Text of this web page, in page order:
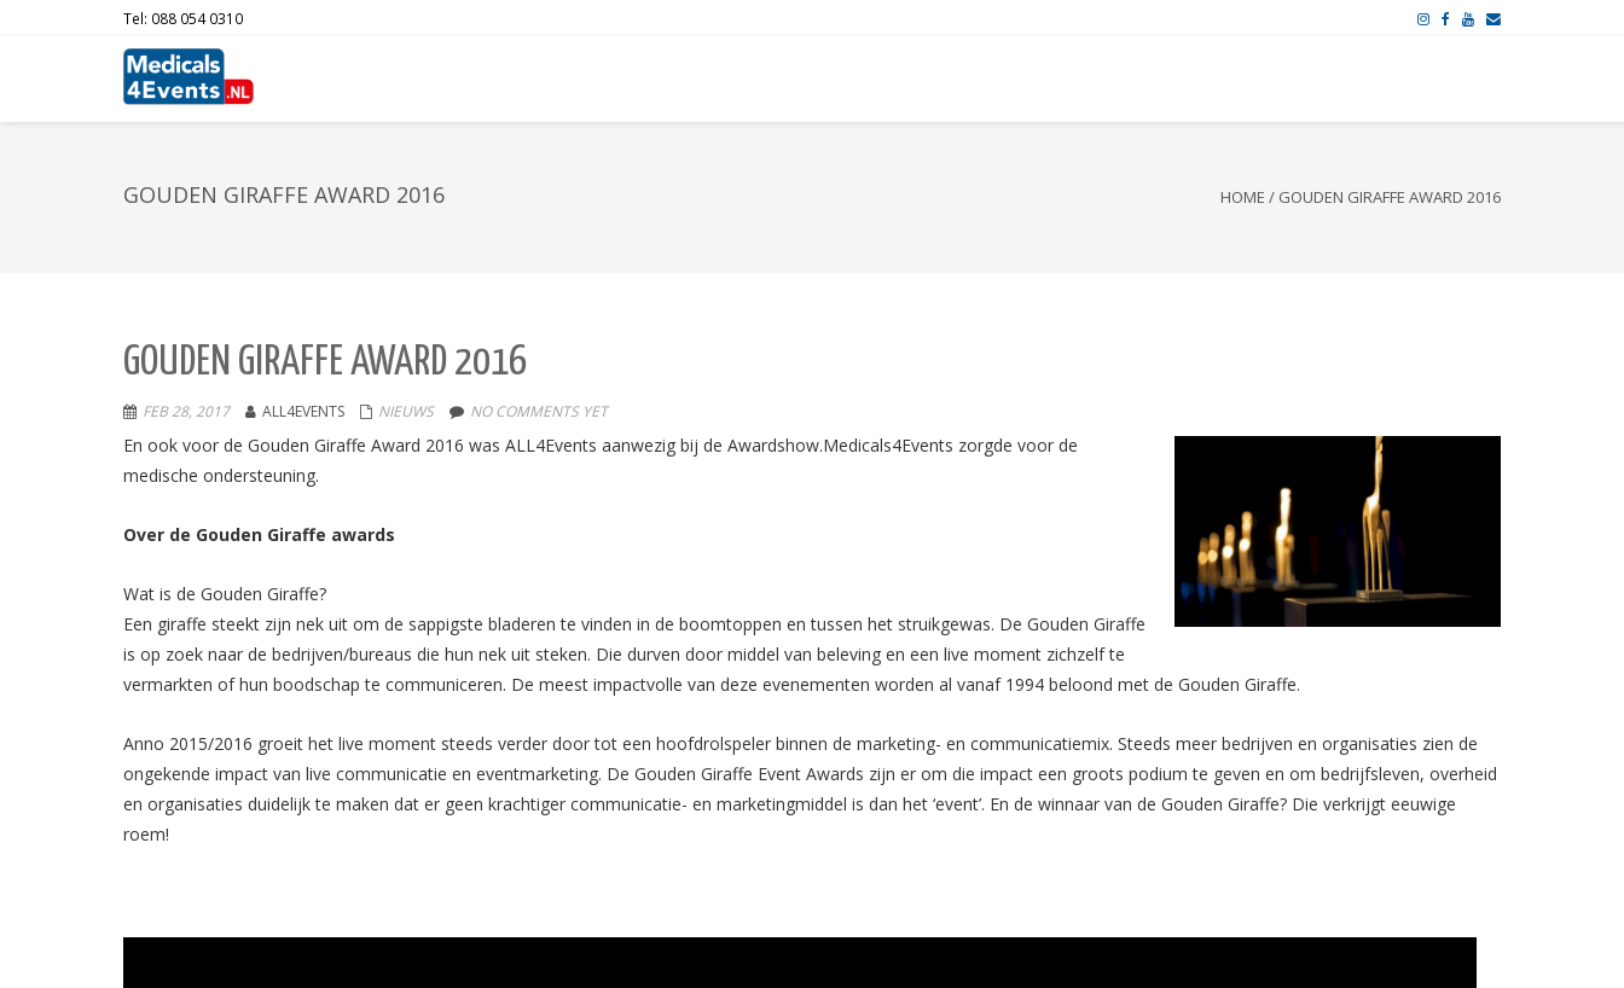
Tel: 088 054 0310
GOUDEN GIRAFFE AWARD 2016 HOME / GOUDEN GIRAFFE AWARD 2016
GOUDEN GIRAFFE AWARD 2016
FEB 28, 2017 ALL4EVENTS NIEUWS NO COMMENTS YET
En ook voor de Gouden Giraffe Award 2016 was ALL4Events aanwezig bij de Awardshow.Medicals4Events zorgde voor de
medische ondersteuning.
Over de Gouden Giraffe awards
Wat is de Gouden Giraffe?
Een giraffe steekt zijn nek uit om de sappigste bladeren te vinden in de boomtoppen en tussen het struikgewas. De Gouden Giraffe
is op zoek naar de bedrijven/bureaus die hun nek uit steken. Die durven door middel van beleving en een live moment zichzelf te
vermarkten of hun boodschap te communiceren. De meest impactvolle van deze evenementen worden al vanaf 1994 beloond met de Gouden Giraffe.
Anno 2015/2016 groeit het live moment steeds verder door tot een hoofdrolspeler binnen de marketing- en communicatiemix. Steeds meer bedrijven en organisaties zien de
ongekende impact van live communicatie en eventmarketing. De Gouden Giraffe Event Awards zijn er om die impact een groots podium te geven en om bedrijfsleven, overheid
en organisaties duidelijk te maken dat er geen krachtiger communicatie- en marketingmiddel is dan het ‘event’. En de winnaar van de Gouden Giraffe? Die verkrijgt eeuwige
roem!